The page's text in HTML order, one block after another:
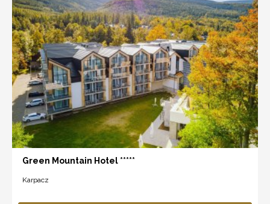
Green Mountain Hotel *****
Karpacz